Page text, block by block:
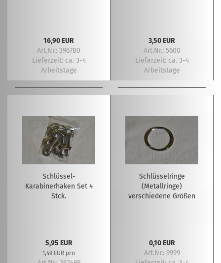
16,90 EUR
Art.Nr.: 396780
Lieferzeit: ca. 3-4
Arbeitstage
3,50 EUR
Art.Nr.: 5600
Lieferzeit: ca. 3-4
Arbeitstage
Schlüssel-
Karabinerhaken Set 4
Stck.
5,95 EUR
1,49 EUR pro
Schlüsselringe
(Metallringe)
verschiedene Größen
0,10 EUR
Art.Nr.: 9999